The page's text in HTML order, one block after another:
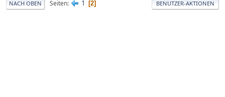
NACH OBEN Seiten 1 2 BENUTZER-AKTIONEN